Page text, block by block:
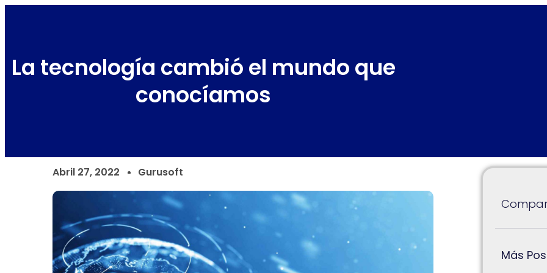
La tecnología cambió el mundo que
conocíamos
Abril 27, 2022 Gurusoft
Más